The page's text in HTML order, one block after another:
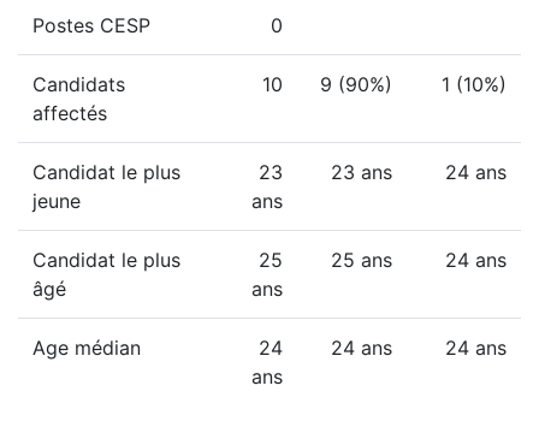
Postes CESP 0
Candidats
affectés
10 9 (90%) 1 (10%)
Candidat le plus
jeune
23
ans
23 ans 24 ans
Candidat le plus
âgé
25
ans
25 ans 24 ans
Age médian
24
ans
24 ans 24 ans